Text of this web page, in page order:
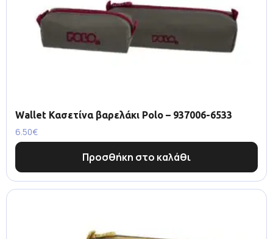
Wallet Κασετίνα βαρελάκι Polo – 937006-6533
6.50€
Προσθήκη στο καλάθι